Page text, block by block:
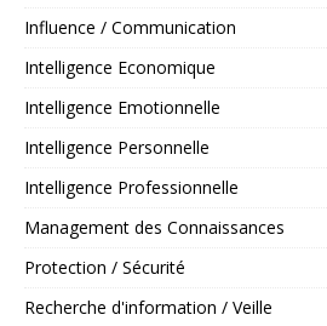
Influence / Communication
Intelligence Economique
Intelligence Emotionnelle
Intelligence Personnelle
Intelligence Professionnelle
Management des Connaissances
Protection / Sécurité
Recherche d'information / Veille